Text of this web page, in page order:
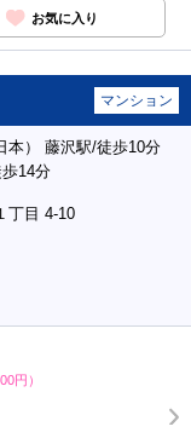
お気に入り
マンション
本） 藤沢駅/徒歩10分
14分
丁目 4-10
円）